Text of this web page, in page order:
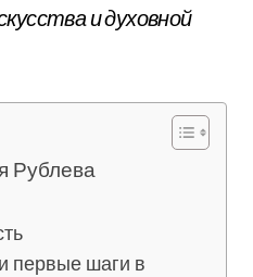
и духовной
Рублева
первые шаги в